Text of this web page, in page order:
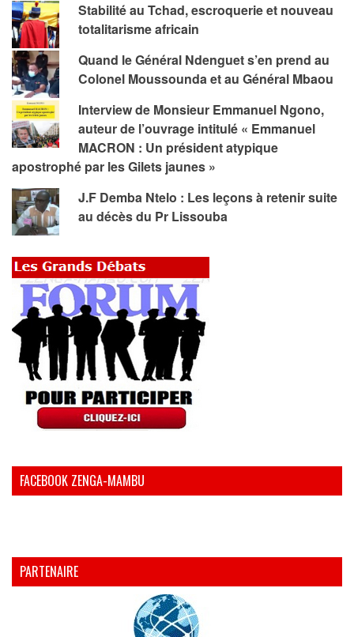
Stabilité au Tchad, escroquerie et nouveau
totalitarisme africain
Quand le Général Ndenguet s’en prend au
Colonel Moussounda et au Général Mbaou
Interview de Monsieur Emmanuel Ngono,
auteur de l’ouvrage intitulé « Emmanuel
MACRON : Un président atypique
apostrophé par les Gilets jaunes »
J.F Demba Ntelo : Les leçons à retenir suite
au décès du Pr Lissouba
FACEBOOK ZENGA-MAMBU
PARTENAIRE